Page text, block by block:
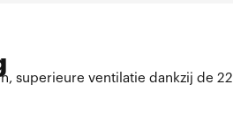
superieure ventilatie dankzij de 22